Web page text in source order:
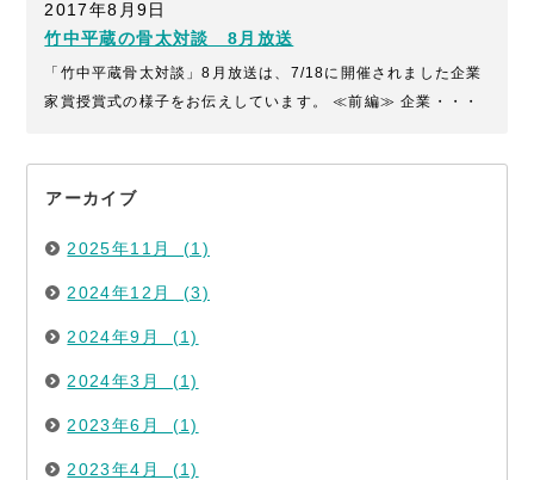
2017年8月9日
竹中平蔵の骨太対談 8月放送
「竹中平蔵骨太対談」8月放送は、7/18に開催されました企業
家賞授賞式の様子をお伝えしています。 ≪前編≫ 企業・・・
アーカイブ
2025年11月 (1)
2024年12月 (3)
2024年9月 (1)
2024年3月 (1)
2023年6月 (1)
2023年4月 (1)